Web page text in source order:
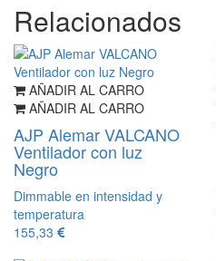
Relacionados
AÑADIR AL CARRO
AÑADIR AL CARRO
AJP Alemar VALCANO
Ventilador con luz
Negro
Dimmable en intensidad y
temperatura
155,33